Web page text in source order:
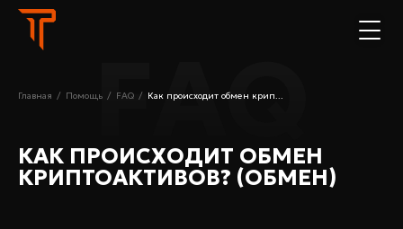
Главная / Помощь / FAQ / Как происходит обмен крип...
FAQ
КАК ПРОИСХОДИТ ОБМЕН
КРИПТОАКТИВОВ? (ОБМЕН)